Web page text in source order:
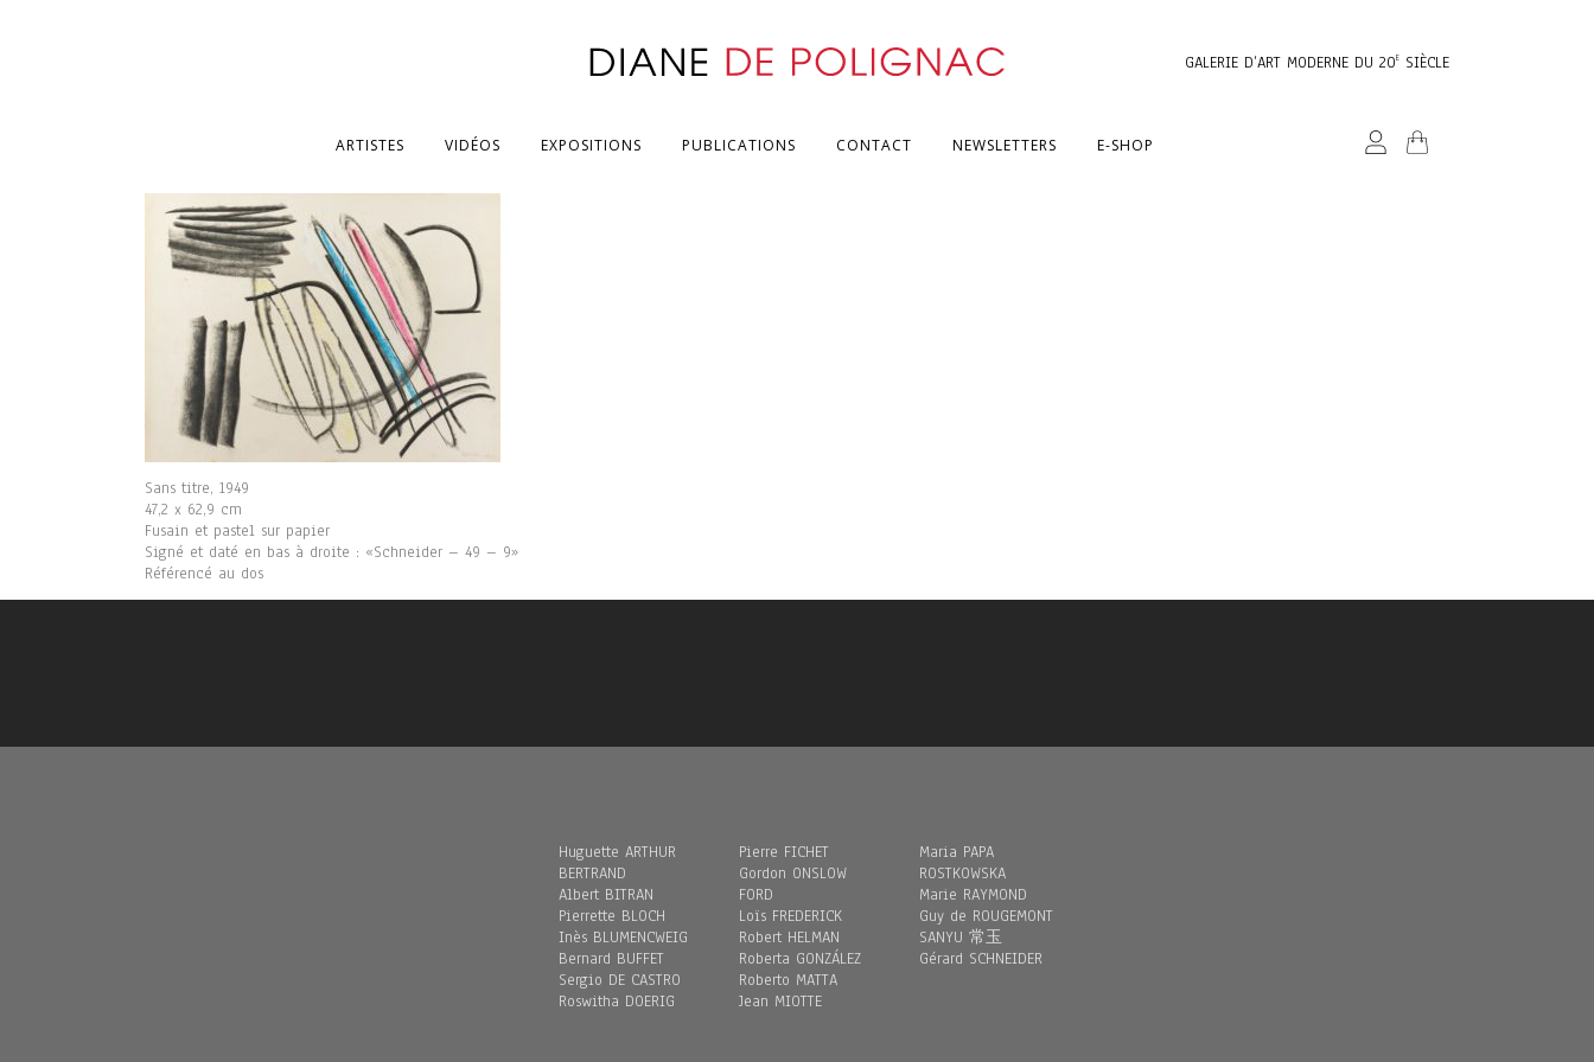
GALERIE D’ART MODERNE DU 20E SIÈCLE
ARTISTES VIDÉOS EXPOSITIONS PUBLICATIONS CONTACT NEWSLETTERS E-SHOP
Sans titre, 1949
47,2 x 62,9 cm
Fusain et pastel sur papier
Signé et daté en bas à droite : «Schneider – 49 – 9»
Référencé au dos
Huguette ARTHUR
BERTRAND
Albert BITRAN
Pierrette BLOCH
Inès BLUMENCWEIG
Bernard BUFFET
Sergio DE CASTRO
Roswitha DOERIG
Pierre FICHET
Gordon ONSLOW
FORD
Loïs FREDERICK
Robert HELMAN
Roberta GONZÁLEZ
Roberto MATTA
Jean MIOTTE
Maria PAPA
ROSTKOWSKA
Marie RAYMOND
Guy de ROUGEMONT
SANYU 常玉
Gérard SCHNEIDER